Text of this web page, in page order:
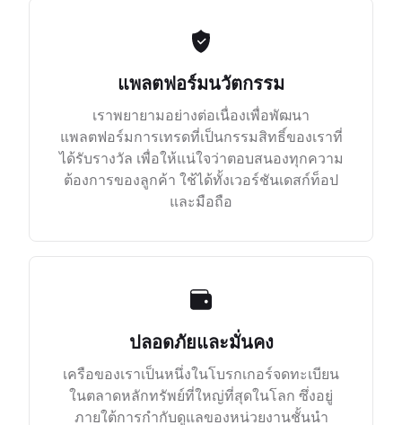
แพลตฟอร์มนวัตกรรม
เราพยายามอย่างต่อเนื่องเพื่อพัฒนา
แพลตฟอร์มการเทรดที่เป็นกรรมสิทธิ์ของเราที่
ได้รับรางวัล เพื่อให้แน่ใจว่าตอบสนองทุกความ
ต้องการของลูกค้า ใช้ได้ทั้งเวอร์ชันเดสก์ท็อป
และมือถือ
ปลอดภัยและมั่นคง
เครือของเราเป็นหนึ่งในโบรกเกอร์จดทะเบียน
ในตลาดหลักทรัพย์ที่ใหญ่ที่สุดในโลก ซึ่งอยู่
ภายใต้การกำกับดูแลของหน่วยงานชั้นนำ